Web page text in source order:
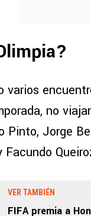
varios
no
Pinto, Jorge
Facundo
VER TAMBIÉN
FIFA premia a